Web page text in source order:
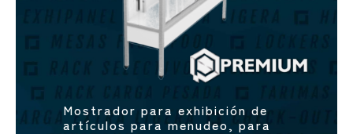
Mostrador para exhibición de
artículos para menudeo, para